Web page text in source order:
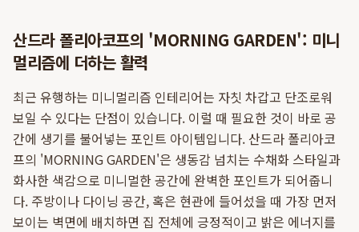
산드라 폴리아코프의 'MORNING GARDEN': 미니
멀리즘에 더하는 활력
최근 유행하는 미니멀리즘 인테리어는 자칫 차갑고 단조로워
보일 수 있다는 단점이 있습니다. 이럴 때 필요한 것이 바로 공
간에 생기를 불어넣는 포인트 아이템입니다. 산드라 폴리아코
프의 'MORNING GARDEN'은 생동감 넘치는 수채화 스타일과
화사한 색감으로 미니멀한 공간에 완벽한 포인트가 되어줍니
다. 주방이나 다이닝 공간, 혹은 현관에 들어섰을 때 가장 먼저
보이는 벽면에 배치하면 집 전체에 긍정적이고 밝은 에너지를